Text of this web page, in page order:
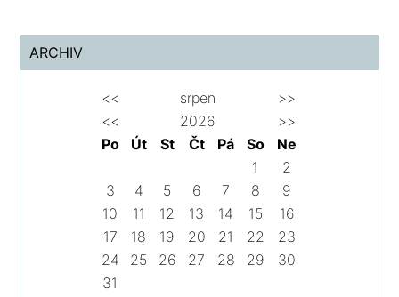
ARCHIV
<< srpen
>>
<<
2026
>>
Po
Út St Čt Pá So
Ne
1
2
3
4 5 6 7 8
9
10
11 12 13 14 15
16
17
18 19 20 21 22
23
24
25 26 27 28 29
30
31